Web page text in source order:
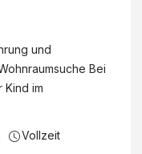
und
Bei
Kind im
Vollzeit